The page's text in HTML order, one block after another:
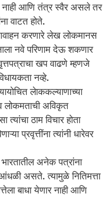
नाही आणि तंत्र स्वैर असले तर
वाटत होते.
करणारे लेख लोकमानस
नवे परिणाम देऊ शकणार
खप वाढणे म्हणजे
नव्हे.
लेाककल्याणाच्या
लोकमताची अविकृत
ठाम विचार होता
प्रवृत्तींना त्यांनी धारेवर
भारतातील अनेक पत्रांना
असते. त्यामुळे नितिमत्ता
बाधा येणार नाही आणि